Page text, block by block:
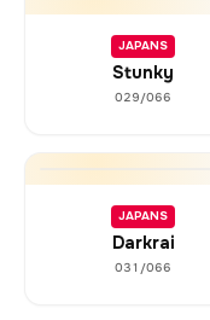
JAPANS
Stunky
029/066
JAPANS
Darkrai
031/066